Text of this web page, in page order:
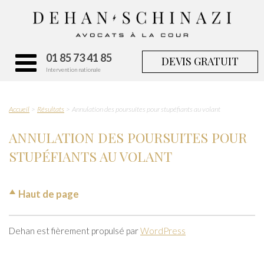
01 85 73 41 85
Intervention nationale
DEVIS GRATUIT
Accueil Résultats Annulation des poursuites pour stupéfiants au volant
ANNULATION DES POURSUITES POUR
STUPÉFIANTS AU VOLANT
Haut de page
Dehan est fièrement propulsé parWordPress